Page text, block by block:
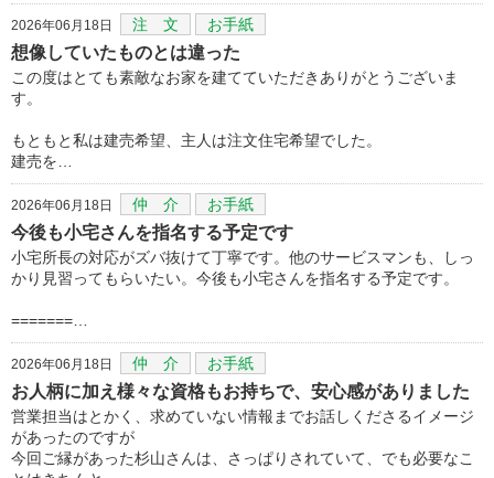
2026年06月18日 注 文 お手紙
想像していたものとは違った
この度はとても素敵なお家を建てていただきありがとうございま
す。
もともと私は建売希望、主人は注文住宅希望でした。
建売を…
2026年06月18日 仲 介 お手紙
今後も小宅さんを指名する予定です
小宅所長の対応がズバ抜けて丁寧です。他のサービスマンも、しっ
かり見習ってもらいたい。今後も小宅さんを指名する予定です。
=======…
2026年06月18日 仲 介 お手紙
お人柄に加え様々な資格もお持ちで、安心感がありました
営業担当はとかく、求めていない情報までお話しくださるイメージ
があったのですが
今回ご縁があった杉山さんは、さっぱりされていて、でも必要なこ